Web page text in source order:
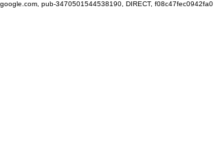
google.com, pub-3470501544538190, DIRECT, f08c47fec0942fa0